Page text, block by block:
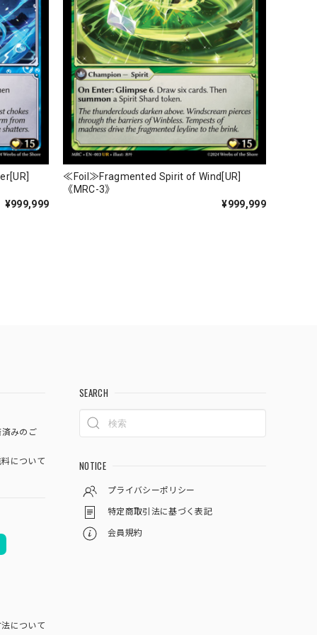
¥999,999
≪Foil≫Fragmented Spirit of Wind[UR]
《MRC-3》
¥999,999
みのご
について
について
SEARCH
NOTICE
プライバシーポリシー
特定商取引法に基づく表記
会員規約